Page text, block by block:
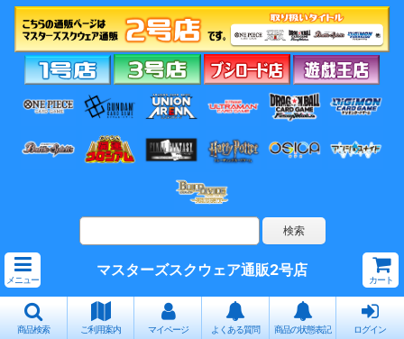
メニュー
マスターズスクウェア通販2号店
カート
商品検索 ご利用案内 マイページ よくある質問 商品の状態表記 ログイン